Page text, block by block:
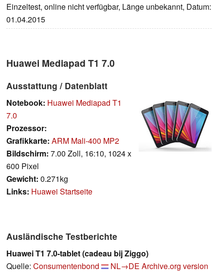
Einzeltest, online nicht verfügbar, Länge unbekannt, Datum:
01.04.2015
Huawei Mediapad T1 7.0
Ausstattung / Datenblatt
Notebook: Huawei Mediapad T1
7.0
Prozessor:
Grafikkarte: ARM Mali-400 MP2
Bildschirm: 7.00 Zoll, 16:10, 1024 x
600 Pixel
Gewicht: 0.271kg
Links: Huawei Startseite
Ausländische Testberichte
Huawei T1 7.0-tablet (cadeau bij Ziggo)
Quelle: Consumentenbond NL→DE Archive.org version